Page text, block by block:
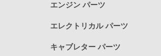
エンジン パーツ
エレクトリカル パーツ
キャブレター パーツ